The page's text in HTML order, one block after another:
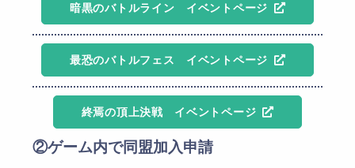
暗黒のバトルライン イベントページ
最恐のバトルフェス イベントページ
終焉の頂上決戦 イベントページ
②ゲーム内で同盟加入申請